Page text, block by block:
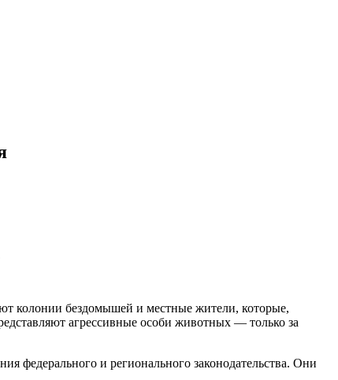
колонии бездомышей и местные жители, которые,
агрессивные особи животных — только за
федерального и регионального законодательства. Они